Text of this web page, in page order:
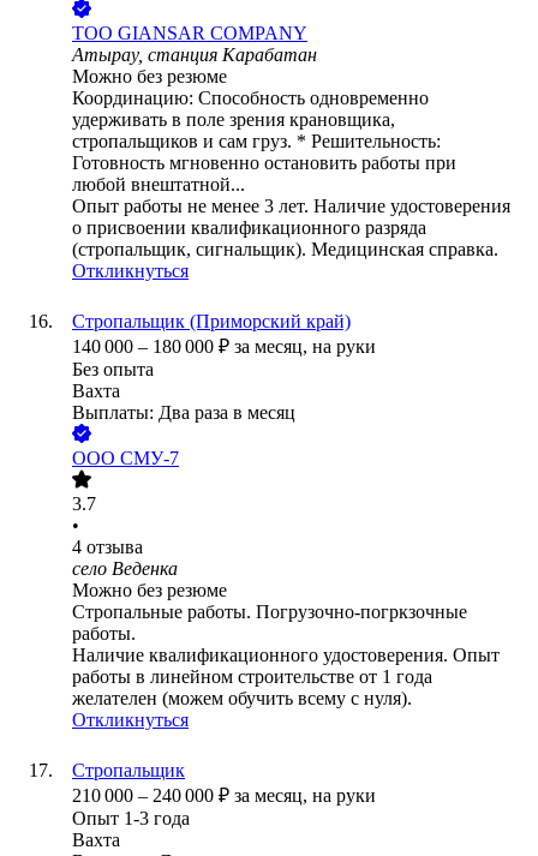
ТОО GIANSAR COMPANY
Атырау, станция Карабатан
Можно без резюме
Координацию: Способность одновременно
удерживать в поле зрения крановщика,
стропальщиков и сам груз. * Решительность:
Готовность мгновенно остановить работы при
любой внештатной...
Опыт работы не менее 3 лет. Наличие удостоверения
о присвоении квалификационного разряда
(стропальщик, сигнальщик). Медицинская справка.
Откликнуться
Стропальщик (Приморский край)
140 000 – 180 000 ₽ за месяц, на руки
Без опыта
Вахта
Выплаты: Два раза в месяц
ООО СМУ-7
3.7
•
4 отзыва
село Веденка
Можно без резюме
Стропальные работы. Погрузочно-погркзочные
работы.
Наличие квалификационного удостоверения. Опыт
работы в линейном строительстве от 1 года
желателен (можем обучить всему с нуля).
Откликнуться
Стропальщик
210 000 – 240 000 ₽ за месяц, на руки
Опыт 1-3 года
Вахта